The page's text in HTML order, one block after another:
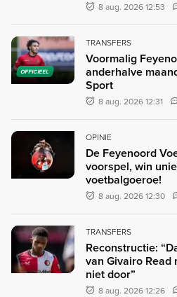
8 aug. 2026 12:53
OFFICIEEL
TRANSFERS
Voormalig
anderhalve
Sport
8 aug. 2026 12:31
OPINIE
De Feyenoord
voorspel, win
voetbalgoeroe!
8 aug. 2026 12:30
TRANSFERS
Reconstructie:
van Givairo Read
niet door”
8 aug. 2026 12:26